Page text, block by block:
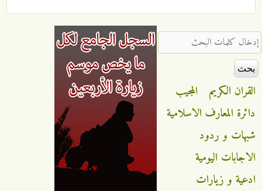
‏إدخال كلمات البحث ‏
القران الكريم
المجيب
دائرة المعارف الاسلامية
شبهات و ردود
الاجابات اليومية
ادعية و زيارات